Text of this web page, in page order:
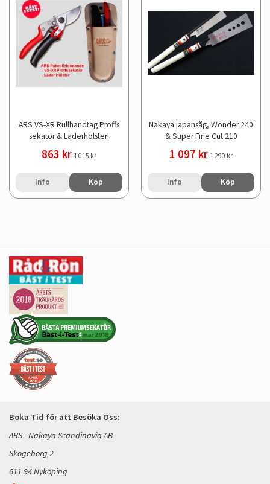
ARS VS-XR Rullhandtag Proffs
sekatör & Läderhölster!
863 kr 1 015 kr
Info Köp
Nakaya japansåg, Wonder 240
& Super Fine Cut 210
1 097 kr 1 290 kr
Info Köp
Boka Tid för att Besöka Oss:
ARS - Nakaya Scandinavia AB
Skogeborg 2
611 94 Nyköping